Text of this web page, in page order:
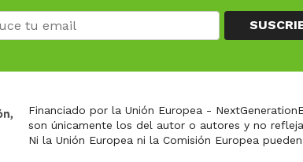
Financiado por la Unión Europea -
son únicamente los del autor o autores y no
Ni la Unión Europea ni la Comisión Europea